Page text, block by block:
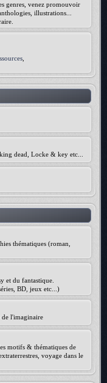
genres, venez promouvoir
illustrations...
dead, Locke & key etc...
thématiques (roman,
et du fantastique.
BD, jeux etc...)
de l'imaginaire
motifs & thématiques de
voyage dans le